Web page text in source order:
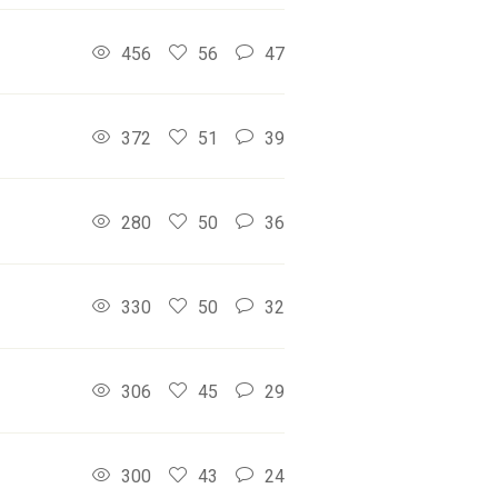
456 56 47
372 51 39
280 50 36
330 50 32
306 45 29
300 43 24